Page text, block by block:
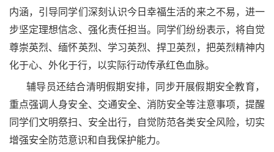
内涵，引导同学们深刻认识今日幸福生活的来之不易，进一
步坚定理想信念、强化责任担当。同学们纷纷表示，将自觉
尊崇英烈、缅怀英烈、学习英烈、捍卫英烈，把英烈精神内
化于心、外化于行，以实际行动传承红色血脉。
辅导员还结合清明假期安排，同步开展假期安全教育，
重点强调人身安全、交通安全、消防安全等注意事项，提醒
同学们文明祭扫、安全出行，自觉防范各类安全风险，切实
增强安全防范意识和自我保护能力。